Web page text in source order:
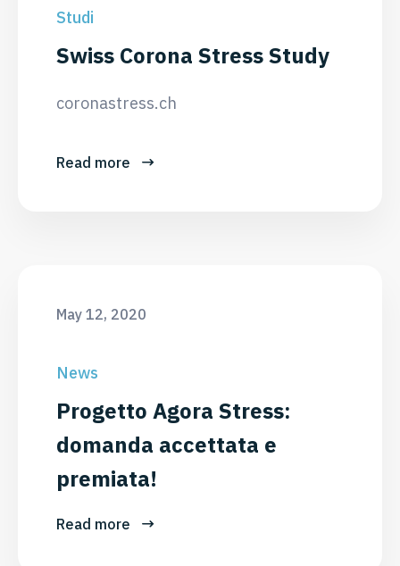
Studi
Swiss Corona Stress Study
coronastress.ch
Read more
May 12, 2020
News
Progetto Agora Stress:
domanda accettata e
premiata!
Read more